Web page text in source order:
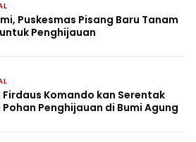
Puskesmas Pisang Baru Tanam
Penghijauan
Komando kan Serentak
Penghijauan di Bumi Agung